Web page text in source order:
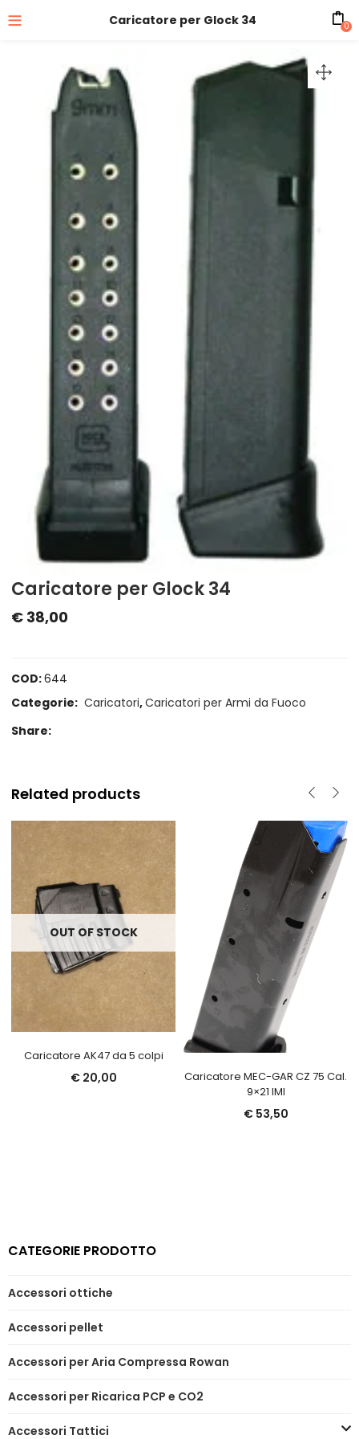
Caricatore per Glock 34 0
Caricatore per Glock 34
€ 38,00
COD:644
Categorie: Caricatori,Caricatori per Armi da Fuoco
Share:
Related products
OUT OF STOCK
Caricatore AK47 da 5 colpi
€20,00
Caricatore MEC-GAR CZ 75 Cal.
9×21 IMI
€53,50
CATEGORIE PRODOTTO
Accessori ottiche
Accessori pellet
Accessori per Aria Compressa Rowan
Accessori per Ricarica PCP e CO2
Accessori Tattici